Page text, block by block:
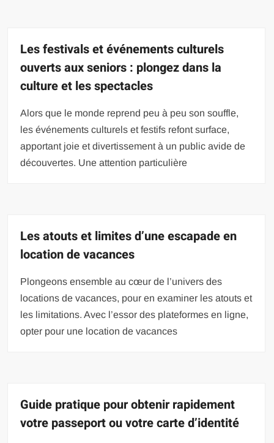
Les festivals et événements culturels
ouverts aux seniors : plongez dans la
culture et les spectacles
Alors que le monde reprend peu à peu son souffle,
les événements culturels et festifs refont surface,
apportant joie et divertissement à un public avide de
découvertes. Une attention particulière
Les atouts et limites d’une escapade en
location de vacances
Plongeons ensemble au cœur de l’univers des
locations de vacances, pour en examiner les atouts et
les limitations. Avec l’essor des plateformes en ligne,
opter pour une location de vacances
Guide pratique pour obtenir rapidement
votre passeport ou votre carte d’identité